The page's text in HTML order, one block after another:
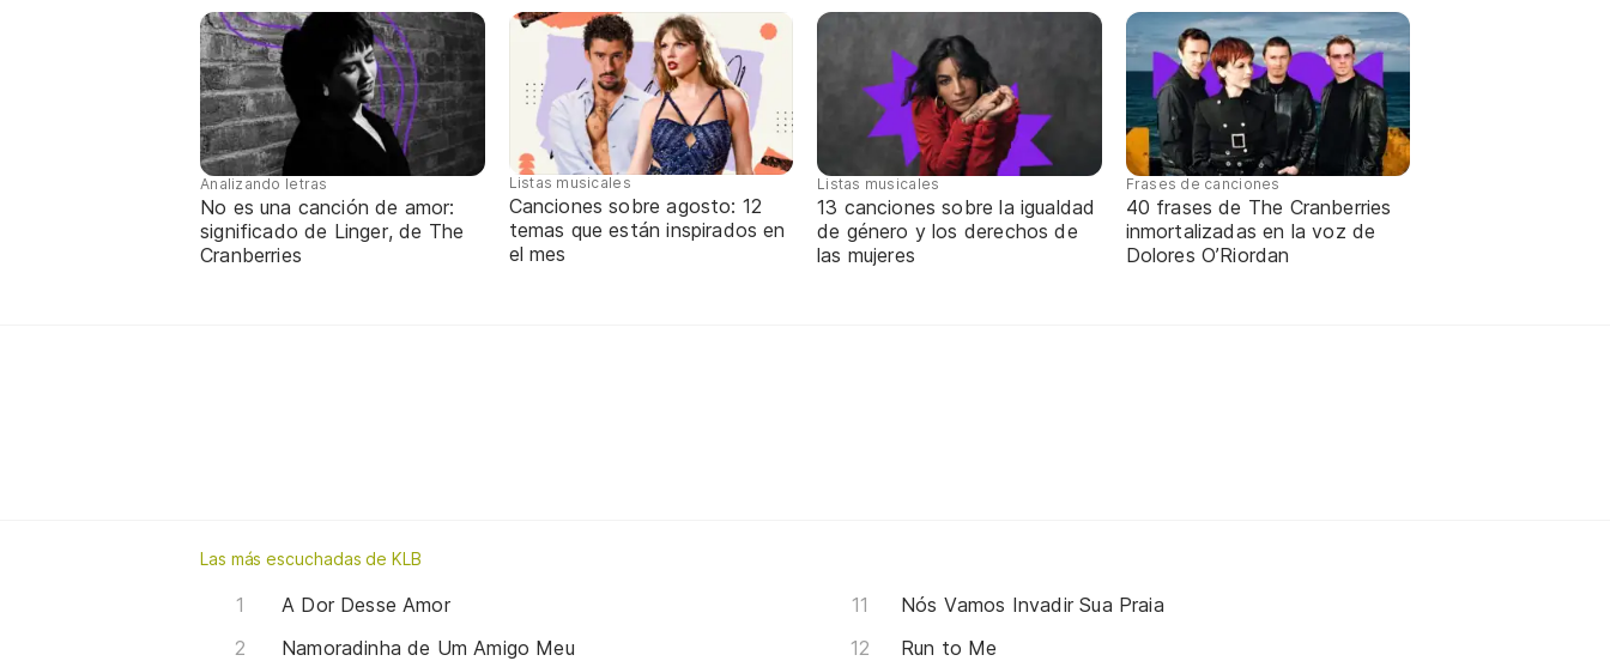
Analizando letras
No es una canción de amor:
significado de Linger, de The
Cranberries
Listas musicales
Canciones sobre agosto: 12
temas que están inspirados en
el mes
Listas musicales
13 canciones sobre la igualdad
de género y los derechos de
las mujeres
Frases de canciones
40 frases de The Cranberries
inmortalizadas en la voz de
Dolores O’Riordan
Las más escuchadas de KLB
A Dor Desse Amor
Namoradinha de Um Amigo Meu
Nós Vamos Invadir Sua Praia
Run to Me